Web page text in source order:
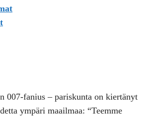
007-fanius – pariskunta on kiertänyt
ympäri maailmaa: “Teemme